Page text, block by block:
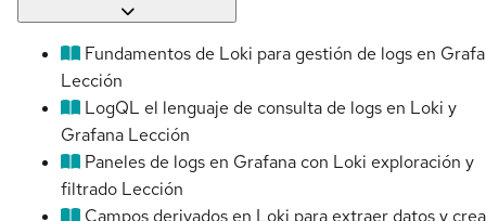
Fundamentos de Loki para gestión de logs en
Lección
LogQL el lenguaje de consulta de logs en Loki y
Grafana Lección
Paneles de logs en Grafana con Loki exploración y
filtrado Lección
Campos derivados en Loki para extraer datos y